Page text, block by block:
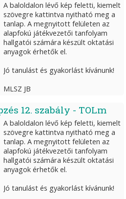
A baloldalon lévő kép feletti, kiemelt
szövegre kattintva nyitható meg a
tanlap. A megnyitott felületen az
alapfokú játékvezetői tanfolyam
hallgatói számára készült oktatási
anyagok érhetők el.
Jó tanulást és gyakorlást kívánunk!
MLSZ JB
12. szabály - TOLm
A baloldalon lévő kép feletti, kiemelt
szövegre kattintva nyitható meg a
tanlap. A megnyitott felületen az
alapfokú játékvezetői tanfolyam
hallgatói számára készült oktatási
anyagok érhetők el.
Jó tanulást és gyakorlást kívánunk!